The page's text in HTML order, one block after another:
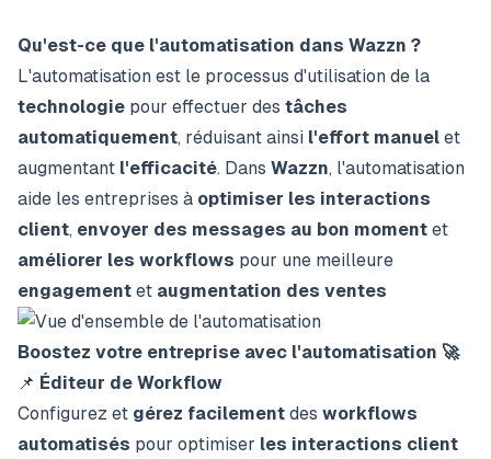
Qu'est-ce que l'automatisation dans Wazzn ?
L'automatisation est le processus d'utilisation de la
technologie pour effectuer des tâches
automatiquement, réduisant ainsi l'effort manuel et
augmentant l'efficacité. Dans Wazzn, l'automatisation
aide les entreprises à optimiser les interactions
client, envoyer des messages au bon moment et
améliorer les workflows pour une meilleure
engagement et augmentation des ventes
Boostez votre entreprise avec l'automatisation 🚀
📌 Éditeur de Workflow
Configurez et gérez facilement des workflows
automatisés pour optimiser les interactions client